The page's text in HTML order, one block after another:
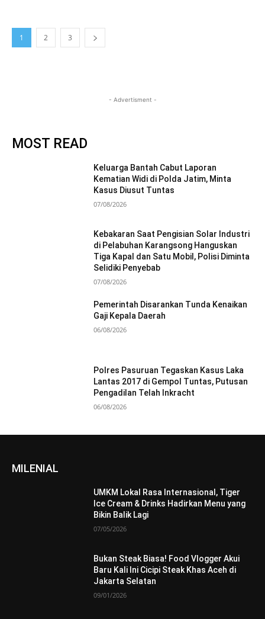
1 2 3
- Advertisment -
MOST READ
Keluarga Bantah Cabut Laporan
Kematian Widi di Polda Jatim, Minta
Kasus Diusut Tuntas
07/08/2026
Kebakaran Saat Pengisian Solar Industri
di Pelabuhan Karangsong Hanguskan
Tiga Kapal dan Satu Mobil, Polisi Diminta
Selidiki Penyebab
07/08/2026
Pemerintah Disarankan Tunda Kenaikan
Gaji Kepala Daerah
06/08/2026
Polres Pasuruan Tegaskan Kasus Laka
Lantas 2017 di Gempol Tuntas, Putusan
Pengadilan Telah Inkracht
06/08/2026
MILENIAL
UMKM Lokal Rasa Internasional, Tiger
Ice Cream & Drinks Hadirkan Menu yang
Bikin Balik Lagi
07/05/2026
Bukan Steak Biasa! Food Vlogger Akui
Baru Kali Ini Cicipi Steak Khas Aceh di
Jakarta Selatan
09/01/2026